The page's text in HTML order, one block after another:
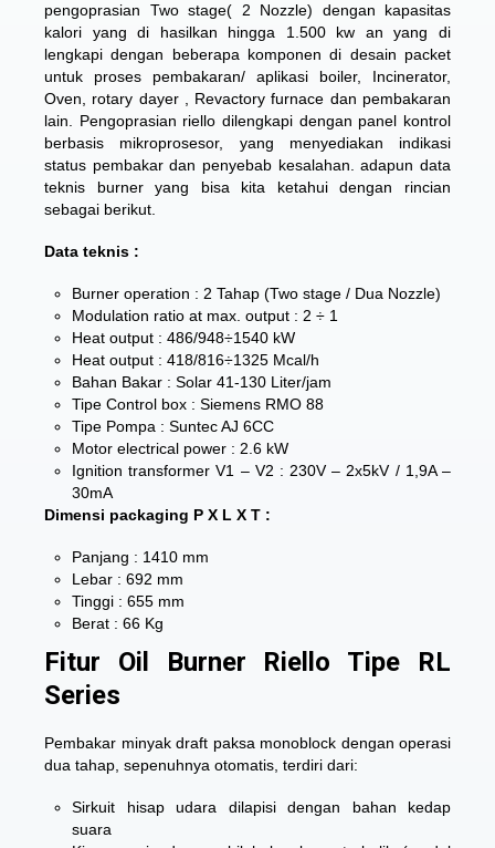
pengoprasian Two stage( 2 Nozzle) dengan kapasitas
kalori yang di hasilkan hingga 1.500 kw an yang di
lengkapi dengan beberapa komponen di desain packet
untuk proses pembakaran/ aplikasi boiler, Incinerator,
Oven, rotary dayer , Revactory furnace dan pembakaran
lain. Pengoprasian riello dilengkapi dengan panel kontrol
berbasis mikroprosesor, yang menyediakan indikasi
status pembakar dan penyebab kesalahan. adapun data
teknis burner yang bisa kita ketahui dengan rincian
sebagai berikut.
Data teknis :
Burner operation : 2 Tahap (Two stage / Dua Nozzle)
Modulation ratio at max. output : 2 ÷ 1
Heat output : 486/948÷1540 kW
Heat output : 418/816÷1325 Mcal/h
Bahan Bakar : Solar 41-130 Liter/jam
Tipe Control box : Siemens RMO 88
Tipe Pompa : Suntec AJ 6CC
Motor electrical power : 2.6 kW
Ignition transformer V1 – V2 : 230V – 2x5kV / 1,9A –
30mA
Dimensi packaging P X L X T :
Panjang : 1410 mm
Lebar : 692 mm
Tinggi : 655 mm
Berat : 66 Kg
Fitur Oil Burner Riello Tipe RL
Series
Pembakar minyak draft paksa monoblock dengan operasi
dua tahap, sepenuhnya otomatis, terdiri dari:
Sirkuit hisap udara dilapisi dengan bahan kedap
suara